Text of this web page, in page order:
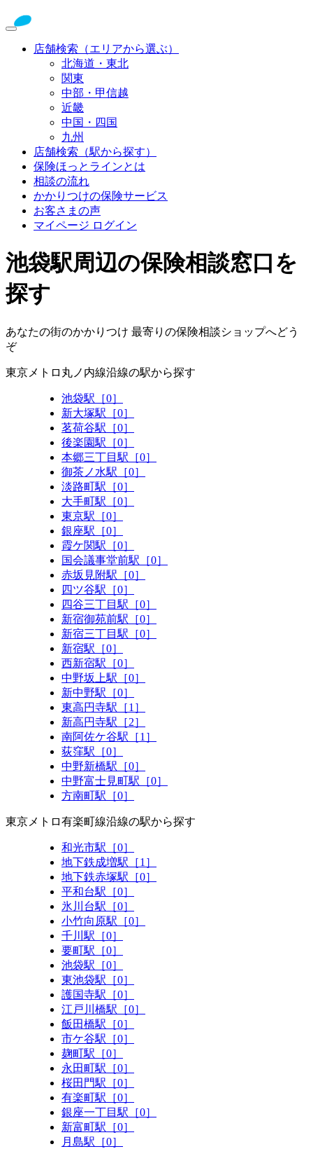
店舗検索（エリアから選ぶ）
北海道・東北
関東
中部・甲信越
近畿
中国・四国
九州
店舗検索（駅から探す）
保険ほっとラインとは
相談の流れ
かかりつけの保険サービス
お客さまの声
マイページ ログイン
池袋駅周辺の保険相談窓口を
探す
あなたの街のかかりつけ 最寄りの保険相談ショップへどう
ぞ
東京メトロ丸ノ内線沿線の駅から探す
池袋駅［0］
新大塚駅［0］
茗荷谷駅［0］
後楽園駅［0］
本郷三丁目駅［0］
御茶ノ水駅［0］
淡路町駅［0］
大手町駅［0］
東京駅［0］
銀座駅［0］
霞ケ関駅［0］
国会議事堂前駅［0］
赤坂見附駅［0］
四ツ谷駅［0］
四谷三丁目駅［0］
新宿御苑前駅［0］
新宿三丁目駅［0］
新宿駅［0］
西新宿駅［0］
中野坂上駅［0］
新中野駅［0］
東高円寺駅［1］
新高円寺駅［2］
南阿佐ケ谷駅［1］
荻窪駅［0］
中野新橋駅［0］
中野富士見町駅［0］
方南町駅［0］
東京メトロ有楽町線沿線の駅から探す
和光市駅［0］
地下鉄成増駅［1］
地下鉄赤塚駅［0］
平和台駅［0］
氷川台駅［0］
小竹向原駅［0］
千川駅［0］
要町駅［0］
池袋駅［0］
東池袋駅［0］
護国寺駅［0］
江戸川橋駅［0］
飯田橋駅［0］
市ケ谷駅［0］
麹町駅［0］
永田町駅［0］
桜田門駅［0］
有楽町駅［0］
銀座一丁目駅［0］
新富町駅［0］
月島駅［0］